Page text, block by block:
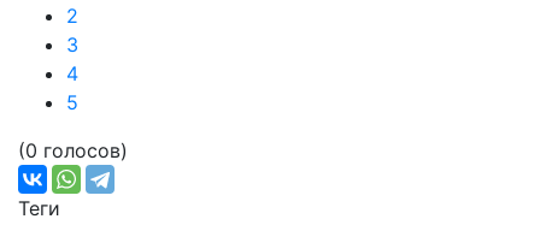
2
3
4
5
(0 голосов)
Теги